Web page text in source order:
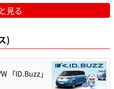
見る
)
「ID.Buzz」